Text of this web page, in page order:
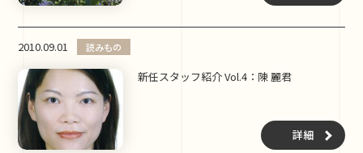
2010.09.01 読みもの
新任スタッフ紹介 Vol.4：陳 麗君
詳細